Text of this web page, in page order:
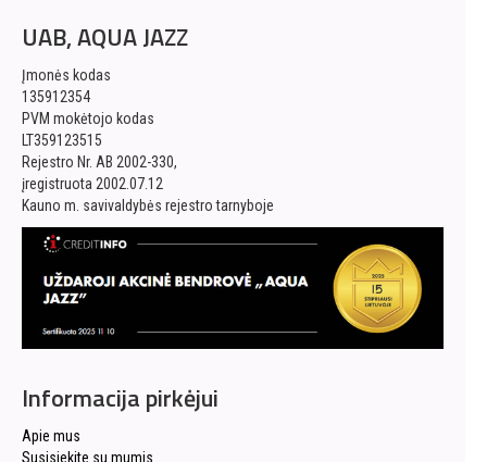
UAB, AQUA JAZZ
Įmonės kodas
135912354
PVM mokėtojo kodas
LT359123515
Rejestro Nr. AB 2002-330,
įregistruota 2002.07.12
Kauno m. savivaldybės rejestro tarnyboje
Informacija pirkėjui
Apie mus
Susisiekite su mumis